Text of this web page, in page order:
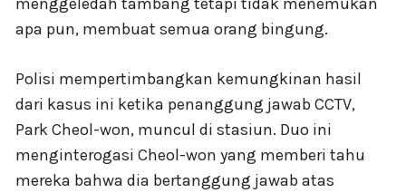
apa pun, membuat semua orang bingung.
Polisi mempertimbangkan kemungkinan hasil
dari kasus ini ketika penanggung jawab CCTV,
Park Cheol-won, muncul di stasiun. Duo ini
menginterogasi Cheol-won yang memberi tahu
mereka bahwa dia bertanggung jawab atas